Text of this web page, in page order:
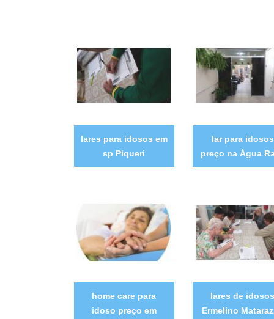
lares para idosos em
sp Piqueri
lar para idosos
preço na Água
home care para
idoso preço em
lares de idosos
Ermelino